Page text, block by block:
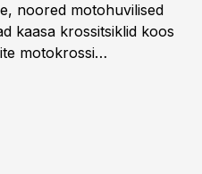
noored motohuvilised
kaasa krossitsiklid koos
motokrossi